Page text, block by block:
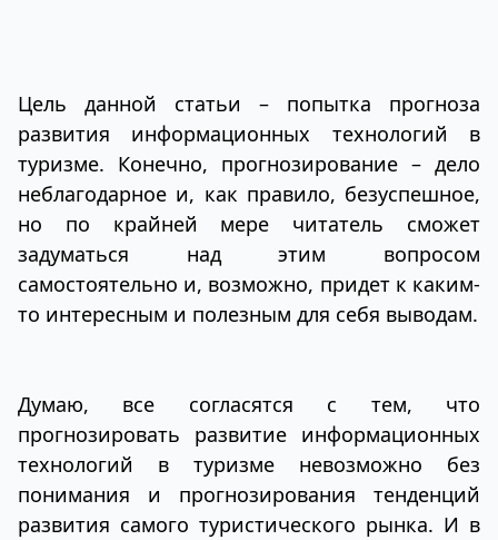
Цель данной статьи – попытка прогноза
развития информационных технологий в
туризме. Конечно, прогнозирование – дело
неблагодарное и, как правило, безуспешное,
но по крайней мере читатель сможет
задуматься над этим вопросом
самостоятельно и, возможно, придет к каким-
то интересным и полезным для себя выводам.
Думаю, все согласятся с тем, что
прогнозировать развитие информационных
технологий в туризме невозможно без
понимания и прогнозирования тенденций
развития самого туристического рынка. И в